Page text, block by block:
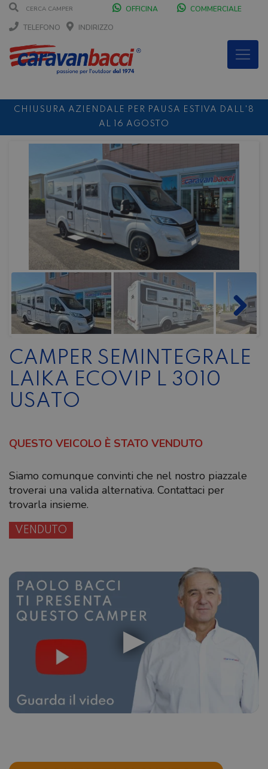
OFFICINA
COMMERCIALE
TELEFONO
INDIRIZZO
CHIUSURA AZIENDALE PER PAUSA ESTIVA DALL'8
AL 16 AGOSTO
DURANTE IL MESE DI AGOSTO SIAMO CHIUSI IL
SABATO POMERIGGIO
SCONTO 10% NOLEGGIO ENTRO IL 31.08PER I
NOLEGGI DI SETTEMBRE
CAMPER SEMINTEGRALE
LAIKA ECOVIP L 3010
USATO
QUESTO VEICOLO È STATO VENDUTO
Siamo comunque convinti che nel nostro piazzale
troverai una valida alternativa. Contattaci per
trovarla insieme.
VENDUTO